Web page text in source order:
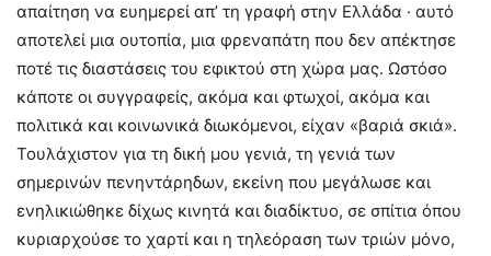
απαίτηση να ευημερεί απ’ τη γραφή στην Ελλάδα · αυτό
αποτελεί μια ουτοπία, μια φρεναπάτη που δεν απέκτησε
ποτέ τις διαστάσεις του εφικτού στη χώρα μας. Ωστόσο
κάποτε οι συγγραφείς, ακόμα και φτωχοί, ακόμα και
πολιτικά και κοινωνικά διωκόμενοι, είχαν «βαριά σκιά».
Τουλάχιστον για τη δική μου γενιά, τη γενιά των
σημερινών πενηντάρηδων, εκείνη που μεγάλωσε και
ενηλικιώθηκε δίχως κινητά και διαδίκτυο, σε σπίτια όπου
κυριαρχούσε το χαρτί και η τηλεόραση των τριών μόνο,